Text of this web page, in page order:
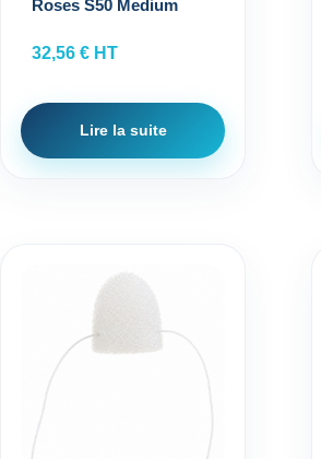
Roses S50 Medium
32,56 € HT
Lire la suite